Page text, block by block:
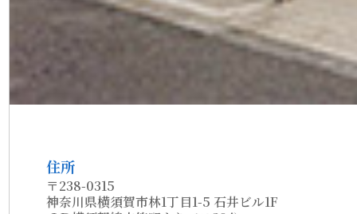
住所
〒238-0315
神奈川県横須賀市林1丁目1-5 石井ビル1F